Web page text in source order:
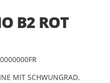
B2 ROT
MIT SCHWUNGRAD,